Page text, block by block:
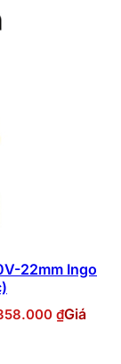
22mm Ingo
₫Giá